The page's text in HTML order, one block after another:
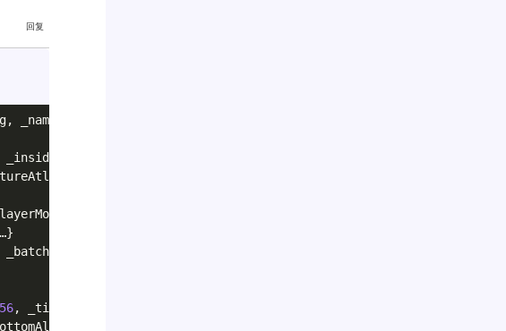
_name:
false}
undefined, _destroyTextureAtlas: true, …}
za, layerShownOrHidden: za, …}
undefined, …}
, _tileHeight: